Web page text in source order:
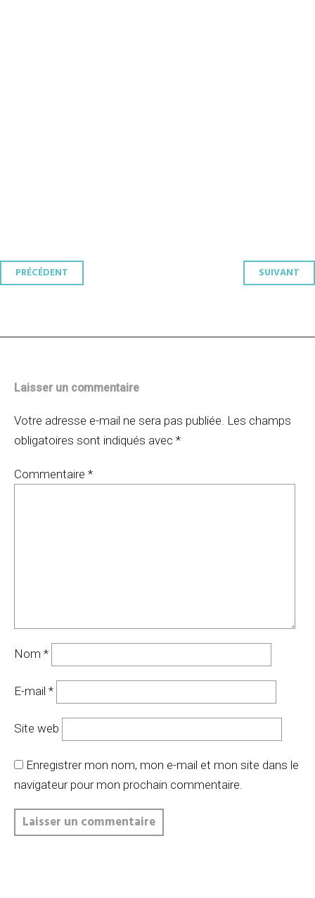
Navigation
PRÉCÉDENT SUIVANT
Laisser un commentaire
Votre adresse e-mail ne sera pas publiée. Les champs
obligatoires sont indiqués avec *
Commentaire *
Nom *
E-mail *
Site web
Enregistrer mon nom, mon e-mail et mon site dans le
navigateur pour mon prochain commentaire.